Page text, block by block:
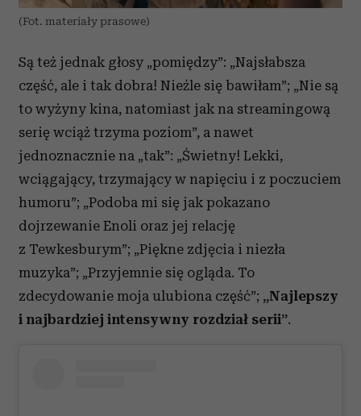
(Fot. materiały prasowe)
Są też jednak głosy „pomiędzy”: „Najsłabsza
część, ale i tak dobra! Nieźle się bawiłam”; „Nie są
to wyżyny kina, natomiast jak na streamingową
serię wciąż trzyma poziom”, a nawet
jednoznacznie na „tak”: „Świetny! Lekki,
wciągający, trzymający w napięciu i z poczuciem
humoru”; „Podoba mi się jak pokazano
dojrzewanie Enoli oraz jej relację
z Tewkesburym”; „Piękne zdjęcia i niezła
muzyka”; „Przyjemnie się ogląda. To
zdecydowanie moja ulubiona część”; „Najlepszy
i najbardziej intensywny rozdział serii”.